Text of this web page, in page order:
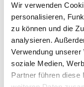
Wir verwenden
personalisieren,
zu können und die
analysieren.
Verwendung
soziale Medien,
Partner führen diese
entwickelt
Wiederaufbau
medizinisch-